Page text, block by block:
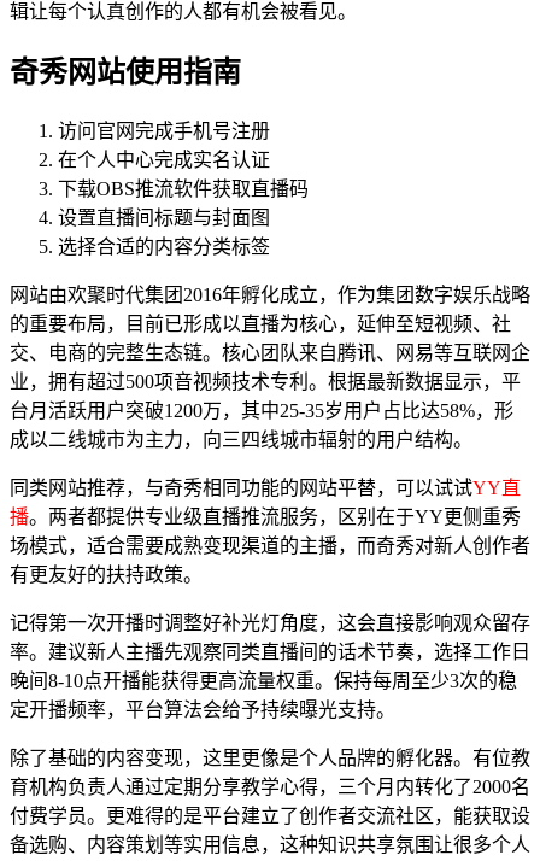
辑让每个认真创作的人都有机会被看见。
奇秀网站使用指南
访问官网完成手机号注册
在个人中心完成实名认证
下载OBS推流软件获取直播码
设置直播间标题与封面图
选择合适的内容分类标签
网站由欢聚时代集团2016年孵化成立，作为集团数字娱乐战略
的重要布局，目前已形成以直播为核心，延伸至短视频、社
交、电商的完整生态链。核心团队来自腾讯、网易等互联网企
业，拥有超过500项音视频技术专利。根据最新数据显示，平
台月活跃用户突破1200万，其中25-35岁用户占比达58%，形
成以二线城市为主力，向三四线城市辐射的用户结构。
同类网站推荐，与奇秀相同功能的网站平替，可以试试YY直
播。两者都提供专业级直播推流服务，区别在于YY更侧重秀
场模式，适合需要成熟变现渠道的主播，而奇秀对新人创作者
有更友好的扶持政策。
记得第一次开播时调整好补光灯角度，这会直接影响观众留存
率。建议新人主播先观察同类直播间的话术节奏，选择工作日
晚间8-10点开播能获得更高流量权重。保持每周至少3次的稳
定开播频率，平台算法会给予持续曝光支持。
除了基础的内容变现，这里更像是个人品牌的孵化器。有位教
育机构负责人通过定期分享教学心得，三个月内转化了2000名
付费学员。更难得的是平台建立了创作者交流社区，能获取设
备选购、内容策划等实用信息，这种知识共享氛围让很多个人